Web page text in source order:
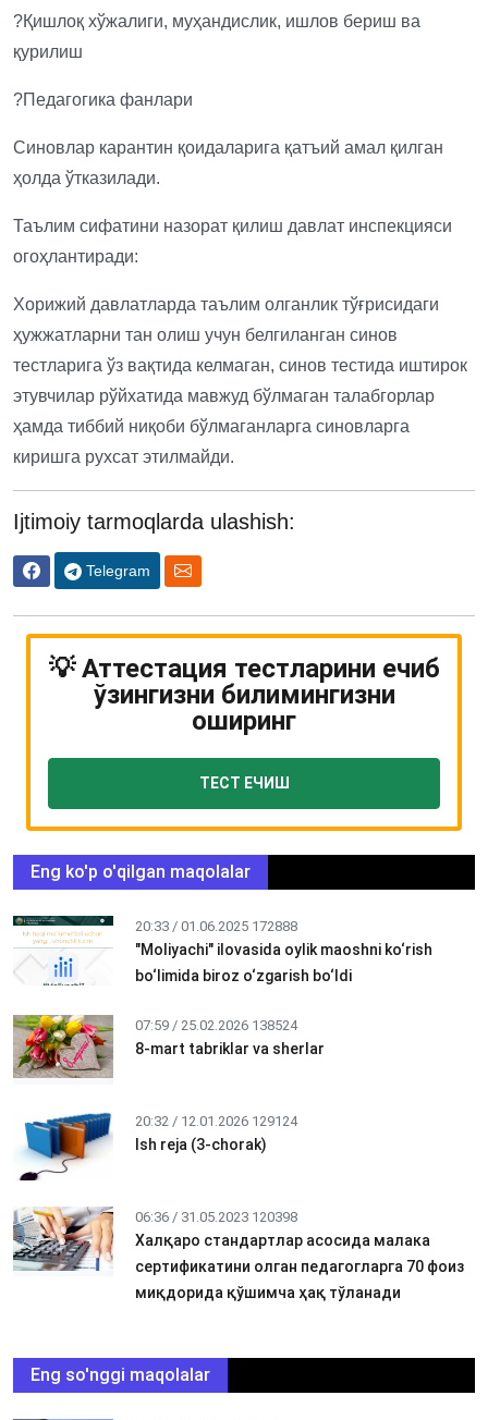
?Қишлоқ хўжалиги, муҳандислик, ишлов бериш ва
қурилиш
?Педагогика фанлари
Синовлар карантин қоидаларига қатъий амал қилган
ҳолда ўтказилади.
Таълим сифатини назорат қилиш давлат инспекцияси
огоҳлантиради:
Хорижий давлатларда таълим олганлик тўғрисидаги
ҳужжатларни тан олиш учун белгиланган синов
тестларига ўз вақтида келмаган, синов тестида иштирок
этувчилар рўйхатида мавжуд бўлмаган талабгорлар
ҳамда тиббий ниқоби бўлмаганларга синовларга
киришга рухсат этилмайди.
Ijtimoiy tarmoqlarda ulashish:
Telegram
💡 Аттестация тестларини ечиб
ўзингизни билимингизни
оширинг
ТЕСТ ЕЧИШ
Eng ko'p o'qilgan maqolalar
20:33 / 01.06.2025 172888
"Moliyachi" ilovasida oylik maoshni ko‘rish
bo‘limida biroz o‘zgarish bo‘ldi
07:59 / 25.02.2026 138524
8-mart tabriklar va sherlar
20:32 / 12.01.2026 129124
Ish reja (3-chorak)
06:36 / 31.05.2023 120398
Халқаро стандартлар асосида малака
сертификатини олган педагогларга 70 фоиз
миқдорида қўшимча ҳақ тўланади
Eng so'nggi maqolalar